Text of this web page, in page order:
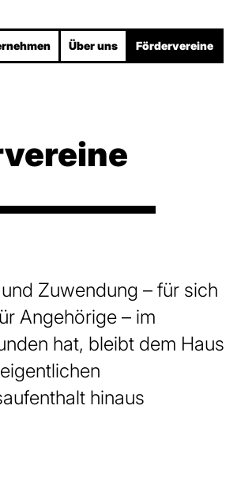
Über uns Fördervereine
Zuwendung – für sich
Angehörige – im
hat, bleibt dem Haus
hinaus